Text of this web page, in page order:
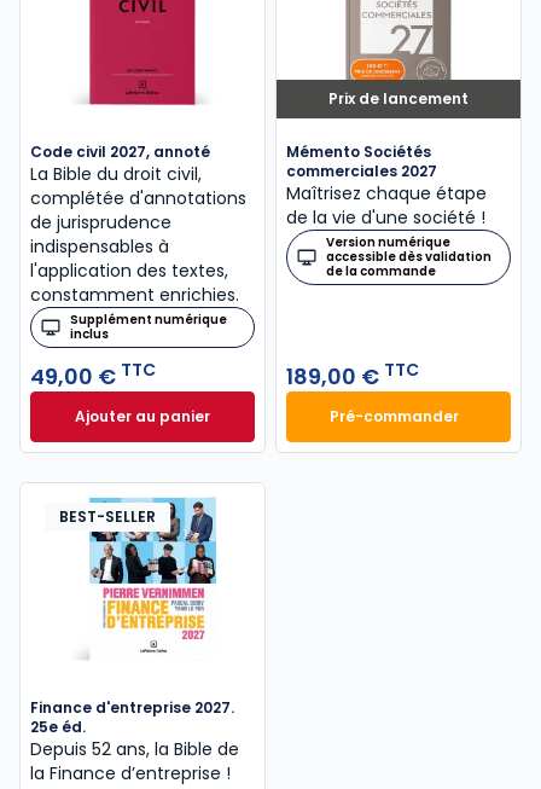
Code civil 2027, annoté
La Bible du droit civil,
complétée d'annotations
de jurisprudence
indispensables à
l'application des textes,
constamment enrichies.
Supplément numérique
inclus
49,00 € TTC
Ajouter au panierCode civil 2027, annoté à 49,00 € TTC
Prix de lancement
Mémento Sociétés
commerciales 2027
Maîtrisez chaque étape
de la vie d'une société !
Version numérique
accessible dès validation
de la commande
189,00 € TTC
Pré-commander
Mémento
BEST-SELLER
Finance d'entreprise 2027.
25e éd.
Depuis 52 ans, la Bible de
la Finance d’entreprise​ !